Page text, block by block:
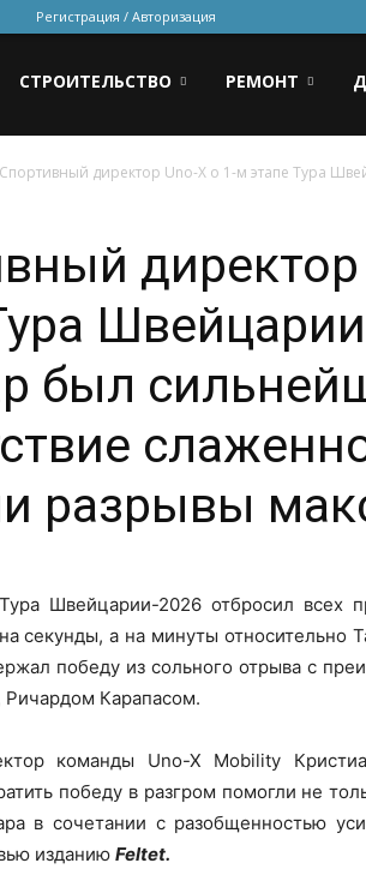
Регистрация / Авторизация
СТРОИТЕЛЬСТВО РЕМОНТ
Спортивный директор Uno-X о 1-м этапе Тура
был
разрывы
Швейцарии-2026 отбросил всех
секунды, а на минуты относительно
победу из сольного отрыва с
Ричардом Карапасом.
команды Uno-X Mobility
победу в разгром помогли не
в сочетании с разобщенностью
изданию Feltet.